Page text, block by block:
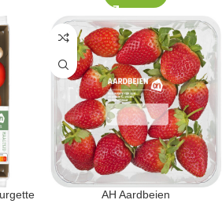
AH Aardbeien